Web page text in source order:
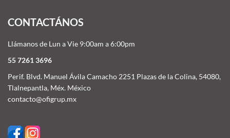
CONTACTÁNOS
Llámanos de Lun a Vie 9:00am a 6:00pm
55 7261 3696
Perif. Blvd. Manuel Ávila Camacho 2251 Plazas de la Colina, 54080,
Tlalnepantla, Méx. México
contacto@ofigrup.mx